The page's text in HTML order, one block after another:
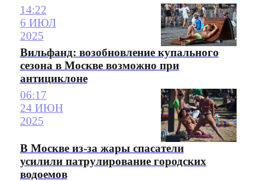
14:22
6 ИЮЛ
2025
Вильфанд: возобновление купального
сезона в Москве возможно при
антициклоне
06:17
24 ИЮН
2025
В Москве из-за жары спасатели
усилили патрулирование городских
водоемов